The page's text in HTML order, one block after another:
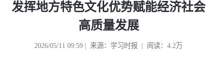
发挥地方特色文化优势赋能经济社会
高质量发展
2026/05/11 09:59 | 来源：学习时报 | 阅读：4.2万